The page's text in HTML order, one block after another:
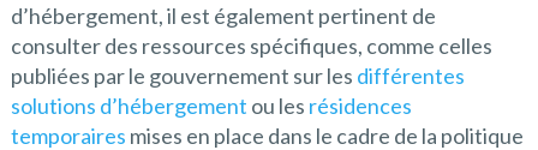
d’hébergement, il est également pertinent de
consulter des ressources spécifiques, comme celles
publiées par le gouvernement sur les différentes
solutions d’hébergement ou les résidences
temporaires mises en place dans le cadre de la politique